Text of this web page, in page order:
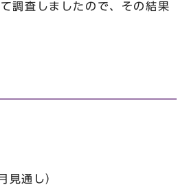
調査しましたので、その結果
通し）